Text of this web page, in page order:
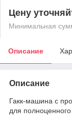
Цену
Минимальная
Описание
Описание
Гакк-машина с
для